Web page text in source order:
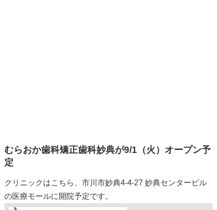
むらおか歯科矯正歯科妙典が9/1（火）オープン予
定
クリニックはこちら、市川市妙典4-4-27 妙典センタービル
の医療モールに開院予定です。